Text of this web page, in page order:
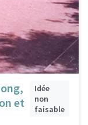
et
Idée
non
faisable